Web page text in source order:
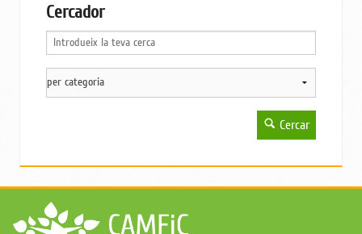
Cercador
Cercar